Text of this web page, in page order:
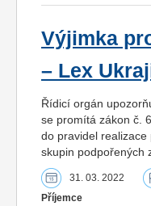
Výjimka
– Lex
Řídicí orgán
se promítá zákon č.
do pravidel
skupin podpořených
31. 03. 2022
Příjemce